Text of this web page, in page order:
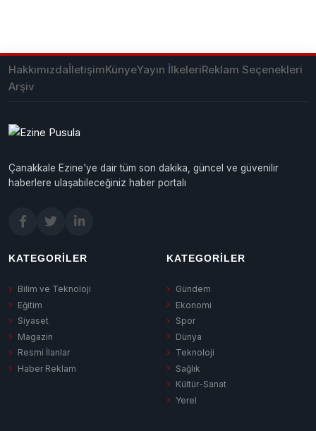
HakkımızdaİletişimKünyeYayın İlkeleriReklam Seçenekleri
Arşiv
Çanakkale Ezine'ye dair tüm son dakika, güncel ve güvenilir
haberlere ulaşabileceğiniz haber portalı
KATEGORILER
Bilim ve Teknoloji
Eğitim
Siyaset
Magazin
Resmi İlanlar
Haber Reklam
KATEGORILER
Gündem
Ekonomi
Spor
Dünya
Teknoloji
Sağlık
Kültür-Sanat
Yerel